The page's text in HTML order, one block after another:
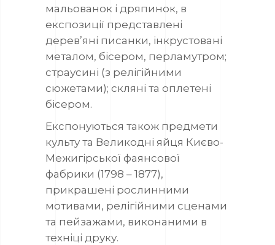
мальованок і дряпинок, в
експозиції представлені
дерев’яні писанки, інкрустовані
металом, бісером, перламутром;
страусині (з релігійними
сюжетами); скляні та оплетені
бісером.
Експонуються також предмети
культу та Великодні яйця Києво-
Межигірської фаянсової
фабрики (1798 – 1877),
прикрашені рослинними
мотивами, релігійними сценами
та пейзажами, виконаними в
техніці друку.